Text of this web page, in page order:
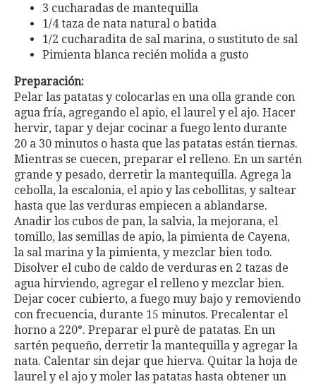
3 cucharadas de mantequilla
1/4 taza de nata natural o batida
1/2 cucharadita de sal marina, o sustituto de sal
Pimienta blanca recién molida a gusto
Preparación:
Pelar las patatas y colocarlas en una olla grande con
agua fría, agregando el apio, el laurel y el ajo. Hacer
hervir, tapar y dejar cocinar a fuego lento durante
20 a 30 minutos o hasta que las patatas están tiernas.
Mientras se cuecen, preparar el relleno. En un sartén
grande y pesado, derretir la mantequilla. Agrega la
cebolla, la escalonia, el apio y las cebollitas, y saltear
hasta que las verduras empiecen a ablandarse.
Anadir los cubos de pan, la salvia, la mejorana, el
tomillo, las semillas de apio, la pimienta de Cayena,
la sal marina y la pimienta, y mezclar bien todo.
Disolver el cubo de caldo de verduras en 2 tazas de
agua hirviendo, agregar el relleno y mezclar bien.
Dejar cocer cubierto, a fuego muy bajo y removiendo
con frecuencia, durante 15 minutos. Precalentar el
horno a 220°. Preparar el purè de patatas. En un
sartén pequeño, derretir la mantequilla y agregar la
nata. Calentar sin dejar que hierva. Quitar la hoja de
laurel y el ajo y moler las patatas hasta obtener un